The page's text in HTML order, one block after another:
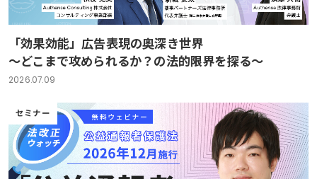
「効果効能」広告表現の奥深き世界
～どこまで攻められるか？の法的限界を探る～
2026.07.09
セミナー